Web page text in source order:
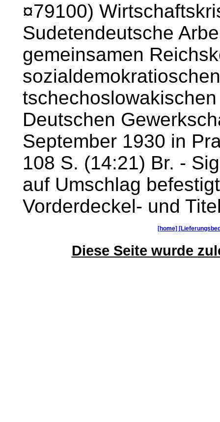
¤79100)
Sudetendeutsche
gemeinsamen
Deutschen
September 1930 in
108 S. (14:21) Br. -
auf Umschlag
Vorderdeckel- und
[home]
Diese Seite wurde